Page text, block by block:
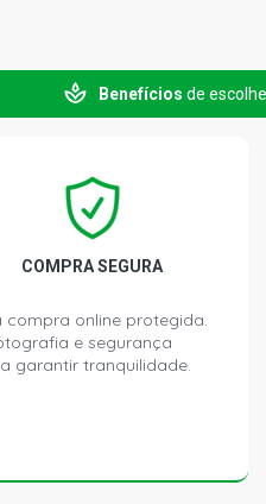
Benefícios de
COMPRA SEGURA
compra online protegida.
e segurança
garantir tranquilidade.